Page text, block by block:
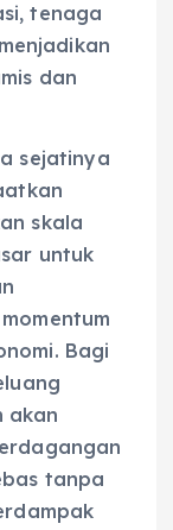
tenaga
dan
sejatinya
skala
untuk
Bagi
akan
tanpa